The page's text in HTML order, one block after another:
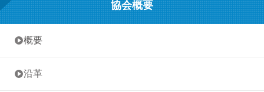
協会概要
• 概要
• 沿革